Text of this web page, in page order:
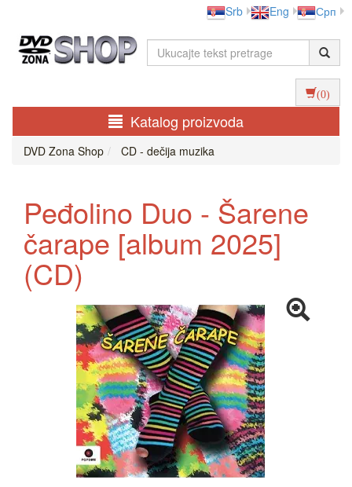
Srb Eng Срп
(0)
Katalog proizvoda
DVD Zona Shop CD - dečija muzika
Peđolino Duo - Šarene
čarape [album 2025]
(CD)